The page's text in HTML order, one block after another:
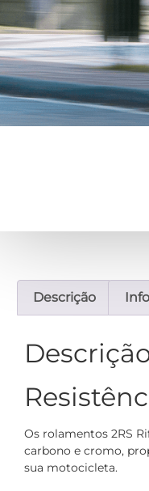
Descrição
Os rolamentos 2RS
carbono e cromo,
sua motocicleta.